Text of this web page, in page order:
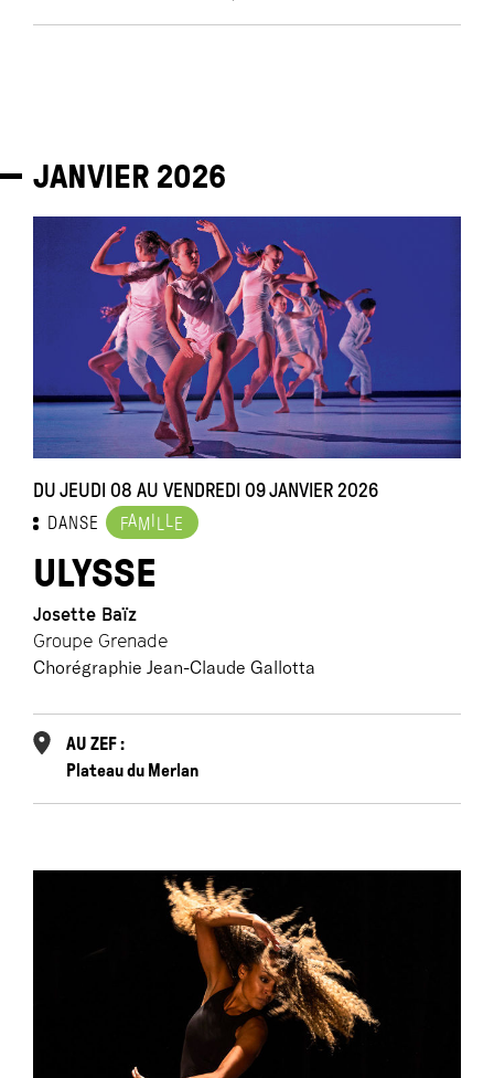
JANVIER 2026
DU JEUDI 08 AU VENDREDI 09 JANVIER 2026
DANSE FAM E
ULYSSE
Josette Baïz
Groupe Grenade
Chorégraphie Jean-Claude Gallotta
AU ZEF :
Plateau du Merlan